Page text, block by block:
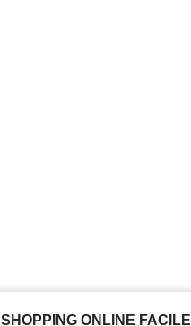
SHOPPING ONLINE FACILE